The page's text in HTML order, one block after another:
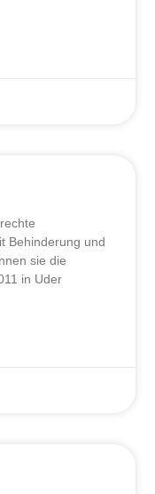
Behinderung und
sie die
in Uder